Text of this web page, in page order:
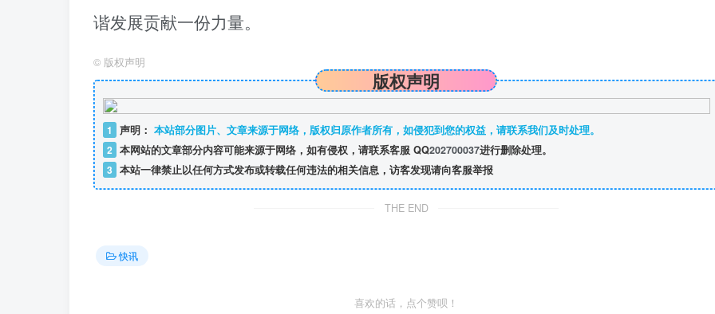
谐发展贡献一份力量。
© 版权声明
版权声明
1 声明： 本站部分图片、文章来源于网络，版权归原作者所有，如侵犯到您的权益，请联系我们及时处理。
2 本网站的文章部分内容可能来源于网络，如有侵权，请联系客服 QQ202700037进行删除处理。
3 本站一律禁止以任何方式发布或转载任何违法的相关信息，访客发现请向客服举报
THE END
快讯
喜欢的话，点个赞呗！